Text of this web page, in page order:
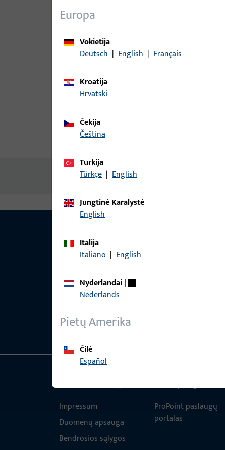
Gaminio aprašymas
Nėra prieinamo turinio
Europa
Vokietija
Deutsch | English | Français
Kroatija
Hrvatski
Čekija
čeština
Turkija
Türkçe | English
Jungtinė Karalystė
English
Italija
Italiano | English
Nyderlandai|
Nederlands
Pietų Amerika
Čilė
Español
Bendra informacija
Impressum
Duomenų apsauga
Bendrosios sąlygos
Greita prieiga
ProPoint paslaugų
portalas